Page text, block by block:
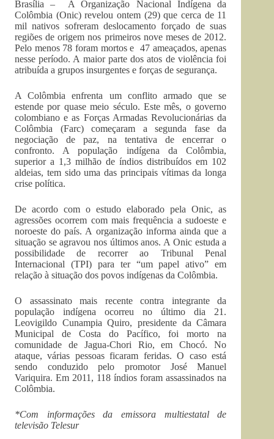
Brasília – A Organização Nacional Indígena da
Colômbia (Onic) revelou ontem (29) que cerca de 11
mil nativos sofreram deslocamento forçado de suas
regiões de origem nos primeiros nove meses de 2012.
Pelo menos 78 foram mortos e 47 ameaçados, apenas
nesse período. A maior parte dos atos de violência foi
atribuída a grupos insurgentes e forças de segurança.
A Colômbia enfrenta um conflito armado que se
estende por quase meio século. Este mês, o governo
colombiano e as Forças Armadas Revolucionárias da
Colômbia (Farc) começaram a segunda fase da
negociação de paz, na tentativa de encerrar o
confronto. A população indígena da Colômbia,
superior a 1,3 milhão de índios distribuídos em 102
aldeias, tem sido uma das principais vítimas da longa
crise política.
De acordo com o estudo elaborado pela Onic, as
agressões ocorrem com mais frequência a sudoeste e
noroeste do país. A organização informa ainda que a
situação se agravou nos últimos anos. A Onic estuda a
possibilidade de recorrer ao Tribunal Penal
Internacional (TPI) para ter “um papel ativo” em
relação à situação dos povos indígenas da Colômbia.
O assassinato mais recente contra integrante da
população indígena ocorreu no último dia 21.
Leovigildo Cunampia Quiro, presidente da Câmara
Municipal de Costa do Pacífico, foi morto na
comunidade de Jagua-Chori Rio, em Chocó. No
ataque, várias pessoas ficaram feridas. O caso está
sendo conduzido pelo promotor José Manuel
Variquira. Em 2011, 118 índios foram assassinados na
Colômbia.
*Com informações da emissora multiestatal de
televisão Telesur